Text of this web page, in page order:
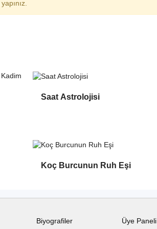
yapınız.
Saat Astrolojisi
Koç Burcunun Ruh Eşi
Biyografiler Üye Paneli